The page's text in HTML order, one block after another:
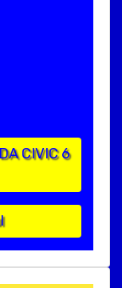
CIVIC 6